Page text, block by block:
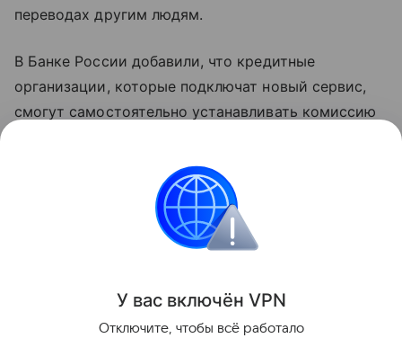
переводах другим людям.
В Банке России добавили, что кредитные
организации, которые подключат новый сервис,
смогут самостоятельно устанавливать комиссию
обслуживания клиентов.
Поделиться
У вас включён VPN
Отключите, чтобы всё работало